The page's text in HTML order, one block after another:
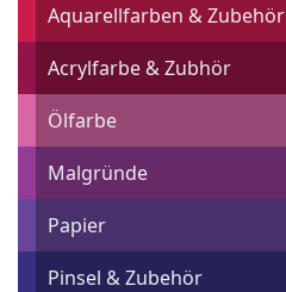
Aquarellfarben & Zubehör
Acrylfarbe & Zubhör
Ölfarbe
Malgründe
Papier
Pinsel & Zubehör